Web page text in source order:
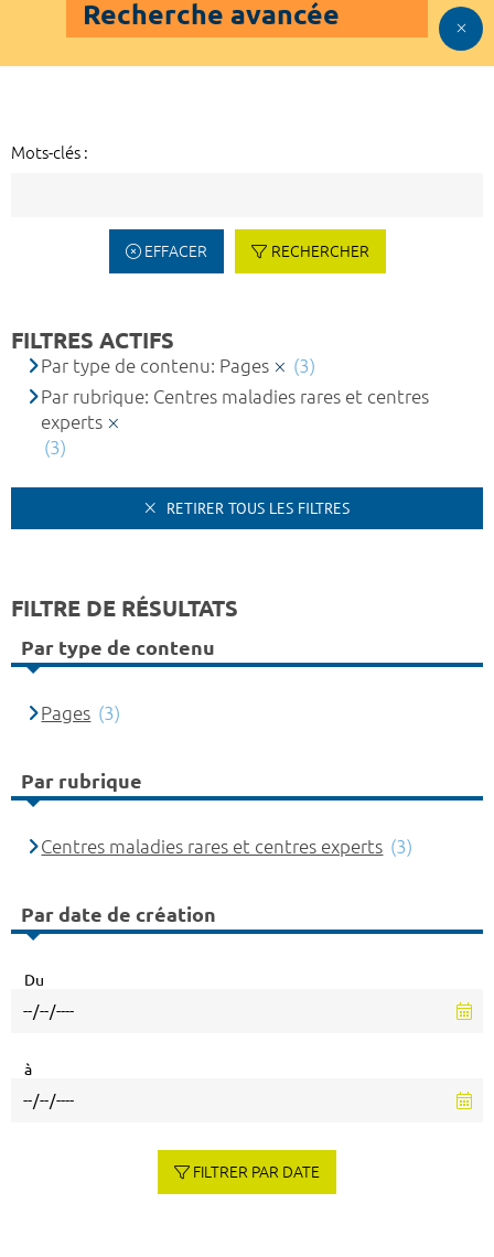
Recherche avancée
Mots-clés :
EFFACER RECHERCHER
FILTRES ACTIFS
Par type de contenu: Pages
(3)
Par rubrique: Centres maladies rares et centres
experts
(3)
RETIRER TOUS LES FILTRES
FILTRE DE RÉSULTATS
Par type de contenu
Pages (3)
Par rubrique
Centres maladies rares et centres experts (3)
Par date de création
Du
à
FILTRER PAR DATE